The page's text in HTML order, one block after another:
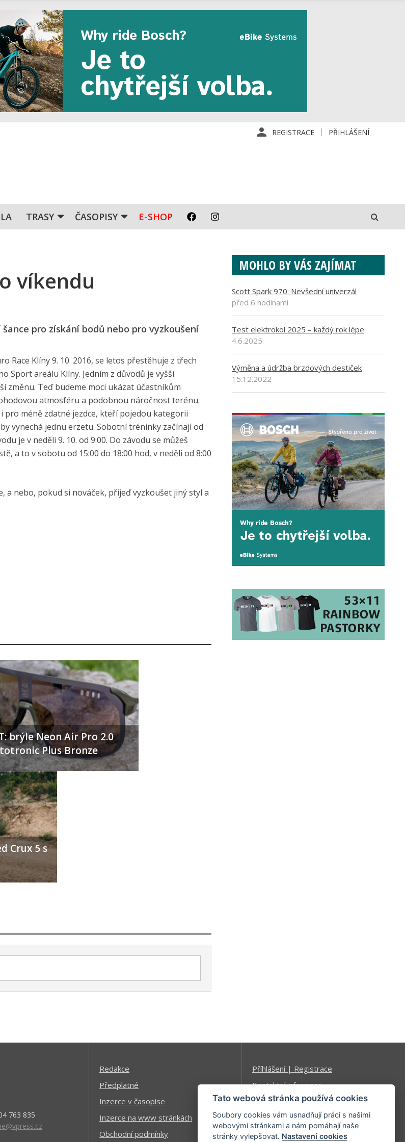
REGISTRACE PŘIHLÁŠENÍ
TRASY ČASOPISY E-SHOP
víkendu
pro získání bodů nebo pro vyzkoušení
Race Klíny 9. 10. 2016, se letos přestěhuje z třech
Sport areálu Klíny. Jedním z důvodů je vyšší
změnu. Teď budeme moci ukázat účastníkům
atmosféru a podobnou náročnost terénu.
pro méně zdatné jezdce, kteří pojedou kategorii
vynechá jednu erzetu. Sobotní tréninky začínají od
je v neděli 9. 10. od 9:00. Do závodu se můžeš
a to v sobotu od 15:00 do 18:00 hod, v neděli od 8:00
nebo, pokud si nováček, přijeď vyzkoušet jiný styl a
brýle Neon Air Pro 2.0
Plus Bronze
Crux 5 s
MOHLO BY VÁS ZAJÍMAT
Scott Spark 970: Nevšední univerzál
před 6 hodinami
Test elektrokol 2025 – každý rok lépe
4.6.2025
Výměna a údržba brzdových destiček
15.12.2022
763 835
Redakce
Předplatné
Inzerce v časopise
Inzerce na www stránkách
Obchodní podmínky
Příhlášení | Registrace
Kontaktní informace
Mapa stránek
Tato webová stránka používá cookies
Soubory cookies vám usnadňují práci s našimi
webovými stránkami a nám pomáhají naše
stránky vylepšovat. Nastavení cookies